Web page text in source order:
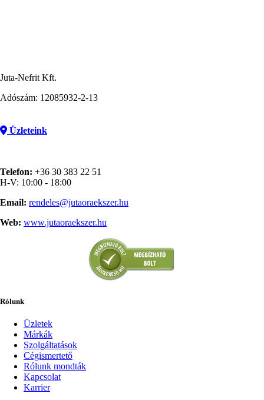
Juta-Nefrit Kft.
Adószám: 12085932-2-13
Üzleteink
Telefon: +36 30 383 22 51
H-V: 10:00 - 18:00
Email: rendeles@jutaoraekszer.hu
Web: www.jutaoraekszer.hu
Rólunk
Üzletek
Márkák
Szolgáltatások
Cégismertető
Rólunk mondták
Kapcsolat
Karrier